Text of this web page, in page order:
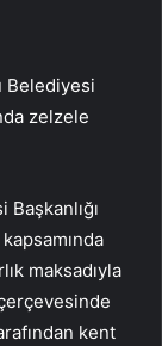
Belediyesi
zelzele
maksadıyla
kent